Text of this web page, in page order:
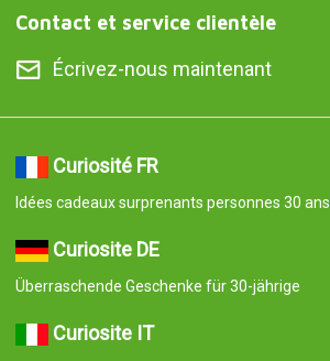
Contact et service clientèle
Écrivez-nous maintenant
Curiosité FR
Idées cadeaux surprenants personnes 30 ans
Curiosite DE
Überraschende Geschenke für 30-jährige
Curiosite IT